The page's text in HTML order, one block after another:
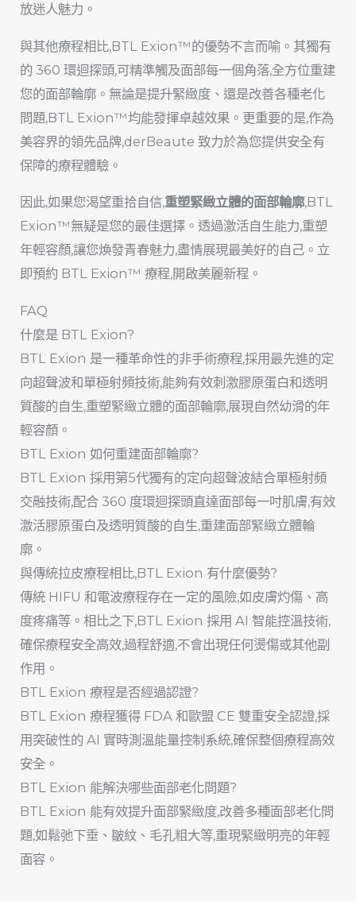
放迷人魅力。
與其他療程相比,BTL Exion™的優勢不言而喻。其獨有
的 360 環迴探頭,可精準觸及面部每一個角落,全方位重建
您的面部輪廓。無論是提升緊緻度、還是改善各種老化
問題,BTL Exion™均能發揮卓越效果。更重要的是,作為
美容界的領先品牌,derBeaute 致力於為您提供安全有
保障的療程體驗。
因此,如果您渴望重拾自信,重塑緊緻立體的面部輪廓,BTL
Exion™無疑是您的最佳選擇。透過激活自生能力,重塑
年輕容顏,讓您煥發青春魅力,盡情展現最美好的自己。立
即預約 BTL Exion™ 療程,開啟美麗新程。
FAQ
什麼是 BTL Exion?
BTL Exion 是一種革命性的非手術療程,採用最先進的定
向超聲波和單極射頻技術,能夠有效刺激膠原蛋白和透明
質酸的自生,重塑緊緻立體的面部輪廓,展現自然幼滑的年
輕容顏。
BTL Exion 如何重建面部輪廓?
BTL Exion 採用第5代獨有的定向超聲波結合單極射頻
交融技術,配合 360 度環迴探頭直達面部每一吋肌膚,有效
激活膠原蛋白及透明質酸的自生,重建面部緊緻立體輪
廓。
與傳統拉皮療程相比,BTL Exion 有什麼優勢?
傳統 HIFU 和電波療程存在一定的風險,如皮膚灼傷、高
度疼痛等。相比之下,BTL Exion 採用 AI 智能控溫技術,
確保療程安全高效,過程舒適,不會出現任何燙傷或其他副
作用。
BTL Exion 療程是否經過認證?
BTL Exion 療程獲得 FDA 和歐盟 CE 雙重安全認證,採
用突破性的 AI 實時測溫能量控制系統,確保整個療程高效
安全。
BTL Exion 能解決哪些面部老化問題?
BTL Exion 能有效提升面部緊緻度,改善多種面部老化問
題,如鬆弛下垂、皺紋、毛孔粗大等,重現緊緻明亮的年輕
面容。